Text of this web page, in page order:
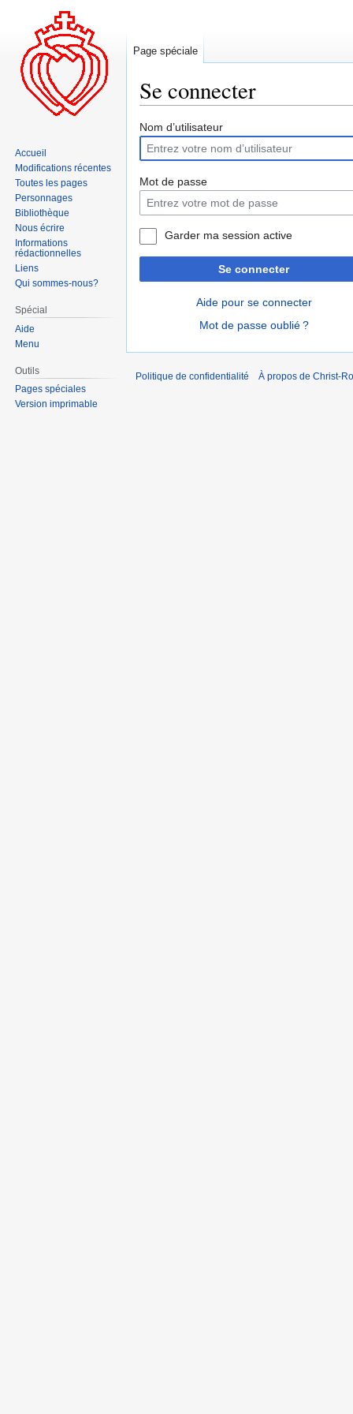
Se connecter
Aller
la
navigation
Aller
la
recherche
Nom d’utilisateur
Mot de passe
Garder ma session active
Se connecter
Aide pour se connecter
Mot de passe oublié ?
Page spéciale
Accueil
Modifications récentes
Toutes les pages
Personnages
Bibliothèque
Nous écrire
Informations
rédactionnelles
Liens
Qui sommes-nous?
Spécial
Aide
Menu
Outils
Pages spéciales
Version imprimable
Politique de confidentialité À propos de Christ-